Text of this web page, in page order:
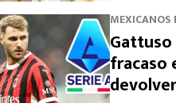
MEXICANOS
fracaso